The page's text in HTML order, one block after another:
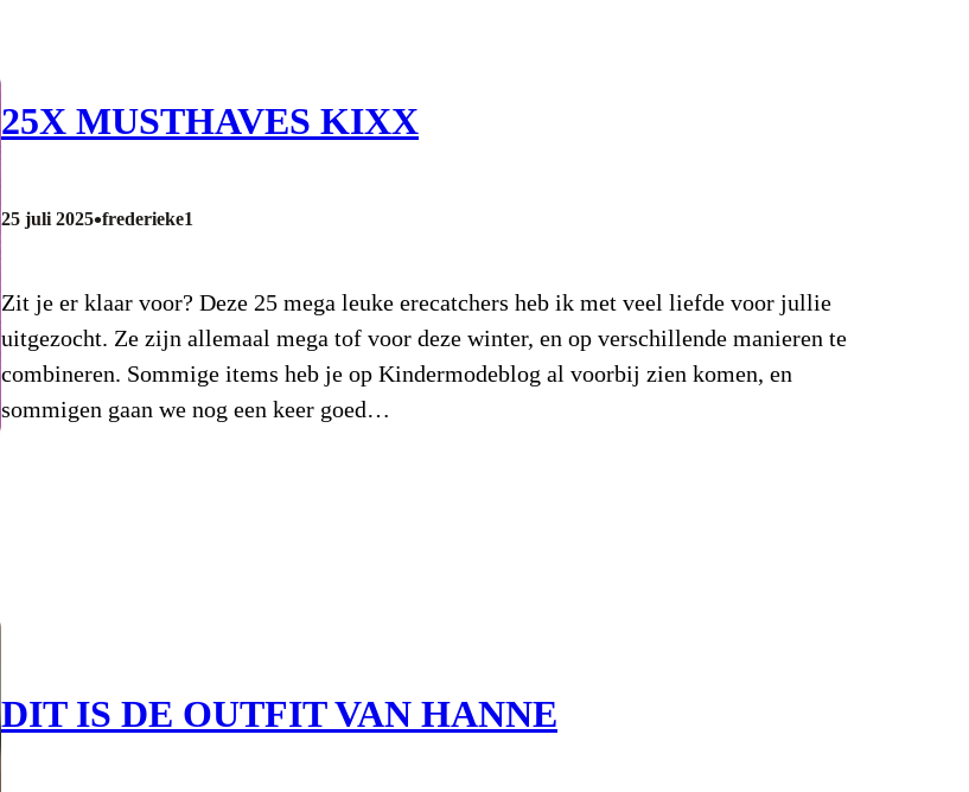
25X MUSTHAVES KIXX
25 juli 2025•frederieke1
Zit je er klaar voor? Deze 25 mega leuke erecatchers heb ik met veel liefde voor jullie
uitgezocht. Ze zijn allemaal mega tof voor deze winter, en op verschillende manieren te
combineren. Sommige items heb je op Kindermodeblog al voorbij zien komen, en
sommigen gaan we nog een keer goed…
DIT IS DE OUTFIT VAN HANNE